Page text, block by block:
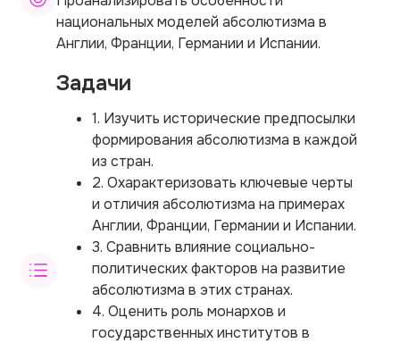
национальных моделей абсолютизма в
Англии, Франции, Германии и Испании.
Задачи
1. Изучить исторические предпосылки
формирования абсолютизма в каждой
из стран.
2. Охарактеризовать ключевые черты
и отличия абсолютизма на примерах
Англии, Франции, Германии и Испании.
3. Сравнить влияние социально-
политических факторов на развитие
абсолютизма в этих странах.
4. Оценить роль монархов и
государственных институтов в